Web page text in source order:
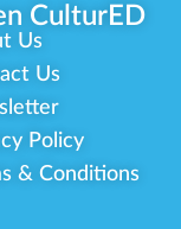
CulturED
Us
Us
Policy
& Conditions